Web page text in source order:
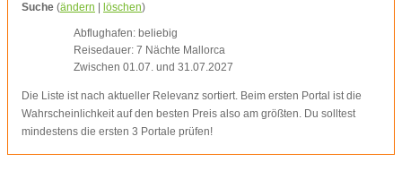
Suche (ändern löschen)
Abflughafen: beliebig
Reisedauer: 7 Nächte Mallorca
Zwischen 01.07. und 31.07.2027
Die Liste ist nach aktueller Relevanz sortiert. Beim ersten Portal ist die
Wahrscheinlichkeit auf den besten Preis also am größten. Du solltest
mindestens die ersten 3 Portale prüfen!